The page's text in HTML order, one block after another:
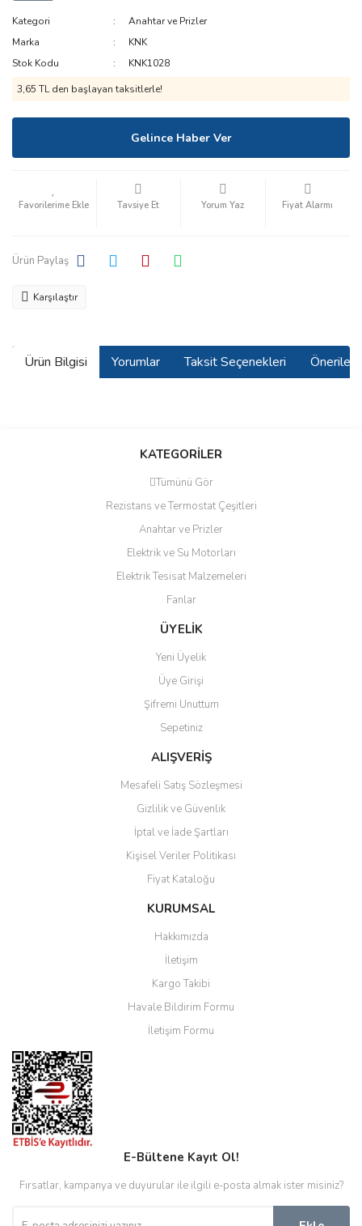
Kategori
Anahtar ve Prizler
Marka
KNK
Stok Kodu
KNK1028
3,65 TL den başlayan taksitlerle!
Gelince Haber Ver
Tavsiye Et Yorum Yaz Fiyat Alarmı
Ürün Paylaş
Karşılaştır
Ürün Bilgisi Yorumlar Taksit Seçenekleri
Bu ürüne ilk yorumu siz yapın!
Ürün resmi kalitesiz, bozuk veya görüntülenemiyor.
Ürün açıklamasında eksik bilgiler bulunuyor.
Ürün bilgilerinde hatalar bulunuyor.
Ürün fiyatı diğer sitelerden daha pahalı.
Bu ürüne benzer farklı alternatifler olmalı.
Gönder
KATEGORİLER
Tümünü Gör
Rezistans ve Termostat Çeşitleri
Anahtar ve Prizler
Elektrik ve Su Motorları
Elektrik Tesisat Malzemeleri
Fanlar
ÜYELİK
Yeni Üyelik
Üye Girişi
Şifremi Unuttum
Sepetiniz
ALIŞVERİŞ
Mesafeli Satış Sözleşmesi
Gizlilik ve Güvenlik
İptal ve İade Şartları
Kişisel Veriler Politikası
Fiyat Kataloğu
KURUMSAL
Hakkımızda
İletişim
Kargo Takibi
Havale Bildirim Formu
İletişim Formu
E-Bültene Kayıt Ol!
Fırsatlar, kampanya ve duyurular ile ilgili e-posta almak ister misiniz?